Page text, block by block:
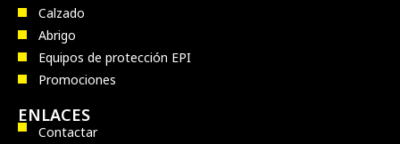
Calzado
Abrigo
Equipos de protección EPI
Promociones
ENLACES
Contactar